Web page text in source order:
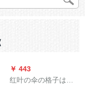
￥ 443
红叶の伞の格子は増